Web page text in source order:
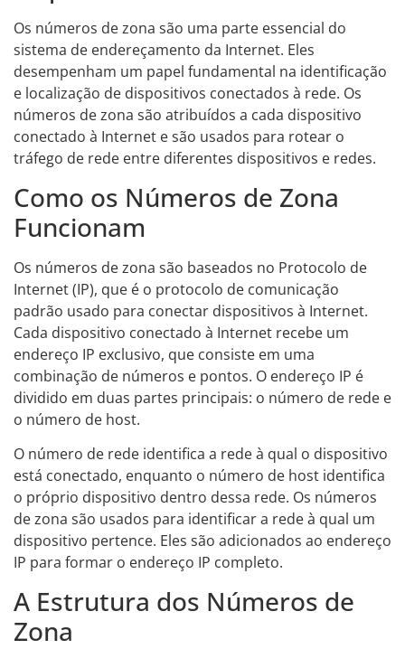
Os números de zona são uma parte essencial do
sistema de endereçamento da Internet. Eles
desempenham um papel fundamental na identificação
e localização de dispositivos conectados à rede. Os
números de zona são atribuídos a cada dispositivo
conectado à Internet e são usados para rotear o
tráfego de rede entre diferentes dispositivos e redes.
Como os Números de Zona
Funcionam
Os números de zona são baseados no Protocolo de
Internet (IP), que é o protocolo de comunicação
padrão usado para conectar dispositivos à Internet.
Cada dispositivo conectado à Internet recebe um
endereço IP exclusivo, que consiste em uma
combinação de números e pontos. O endereço IP é
dividido em duas partes principais: o número de rede e
o número de host.
O número de rede identifica a rede à qual o dispositivo
está conectado, enquanto o número de host identifica
o próprio dispositivo dentro dessa rede. Os números
de zona são usados para identificar a rede à qual um
dispositivo pertence. Eles são adicionados ao endereço
IP para formar o endereço IP completo.
A Estrutura dos Números de
Zona